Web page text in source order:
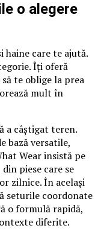
o alegere
haine care te ajută.
Îți oferă
te oblige la prea
mult în
a câștigat teren.
bază versatile,
Wear insistă pe
piese care se
zilnice. În același
seturile coordonate
o formulă rapidă,
diferite.